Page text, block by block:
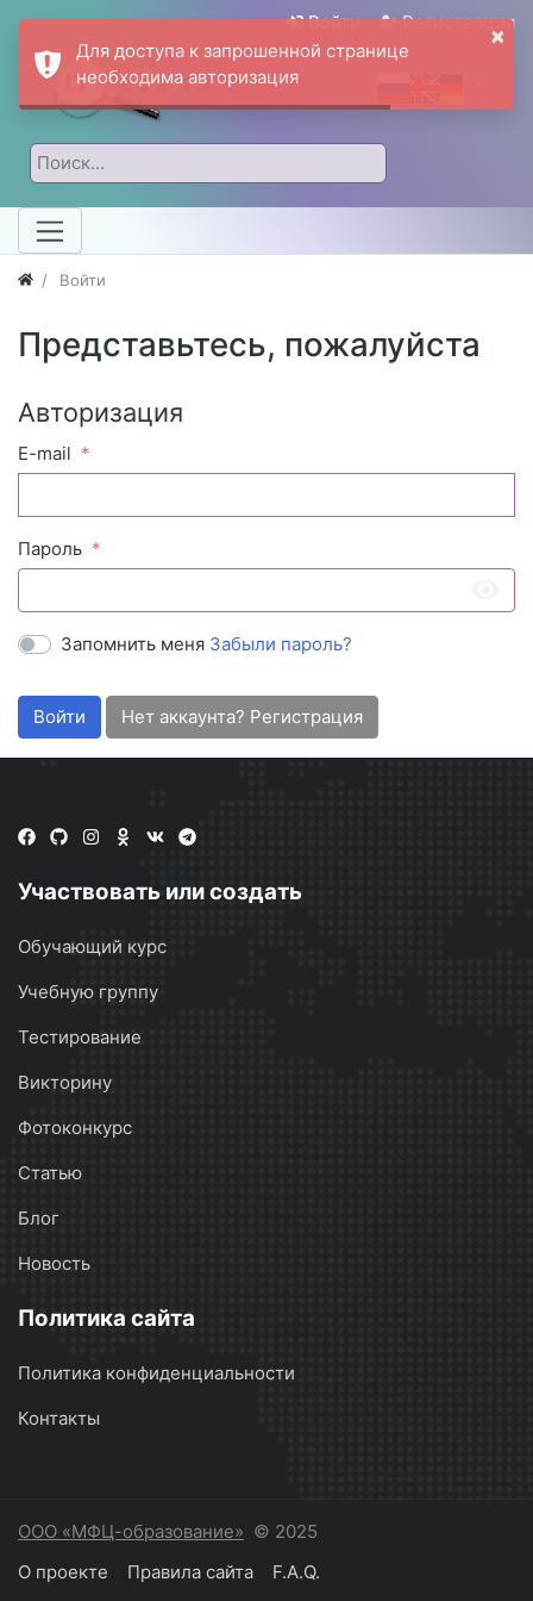
Войти Регистрация
Войти
Представьтесь, пожалуйста
Авторизация
E-mail
Пароль
Запомнить меня Забыли пароль?
Войти Нет аккаунта? Регистрация
Участвовать или создать
Обучающий курс
Учебную группу
Тестирование
Викторину
Фотоконкурс
Статью
Блог
Новость
Политика сайта
Политика конфиденциальности
Контакты
ООО «МФЦ-образование» © 2025
О проекте
Правила сайта F.A.Q.
×
Для доступа к запрошенной странице
необходима авторизация